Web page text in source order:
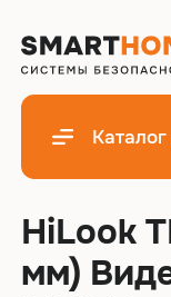
HiLook
мм)